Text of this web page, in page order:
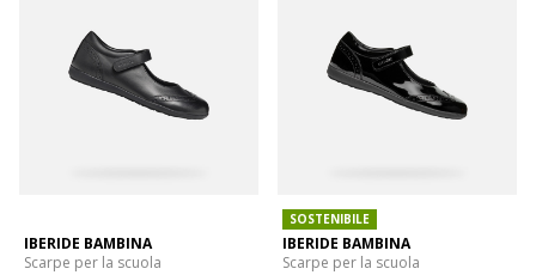
IBERIDE BAMBINA
Scarpe per la scuola
SOSTENIBILE
IBERIDE BAMBINA
Scarpe per la scuola